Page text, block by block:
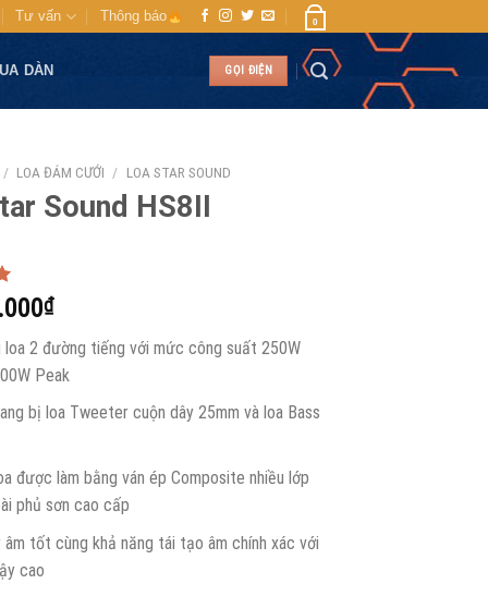
Tư vấn Thông báo 0
DÀN GỌI ĐIỆN
/ LOA ĐÁM CƯỚI / LOA STAR SOUND
Sound HS8II
₫
loa 2 đường tiếng với mức công suất 250W
Peak
bị loa Tweeter cuộn dây 25mm và loa Bass
được làm bằng ván ép Composite nhiều lớp
phủ sơn cao cấp
âm tốt cùng khả năng tái tạo âm chính xác với
cao